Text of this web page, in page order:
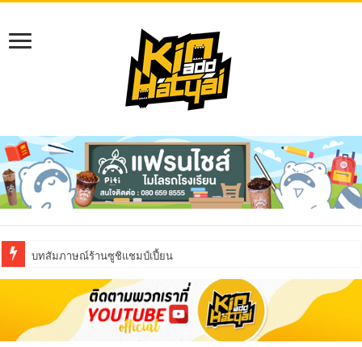
บทสัมภาษณ์ร้านซูชิแชมป์เปี้ยน